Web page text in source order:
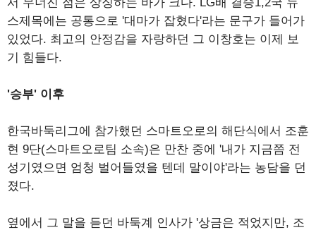
스제목에는 공통으로 '대마가 잡혔다'라는 문구가 들어가
있었다. 최고의 안정감을 자랑하던 그 이창호는 이제 보
기 힘들다.
'승부' 이후
한국바둑리그에 참가했던 스마트오로의 해단식에서 조훈
현 9단(스마트오로팀 소속)은 만찬 중에 '내가 지금쯤 전
성기였으면 엄청 벌어들였을 텐데 말이야'라는 농담을 던
졌다.
옆에서 그 말을 듣던 바둑계 인사가 '상금은 적었지만, 조